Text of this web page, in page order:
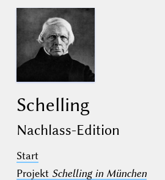
Schelling
Nachlass-Edition
Start
Projekt Schelling in München